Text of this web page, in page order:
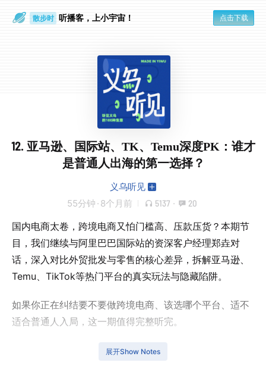
散步时 听播客，上小宇宙！ 点击下载
12. 亚马逊、国际站、TK、Temu深度PK：谁才
是普通人出海的第一选择？
义乌听见
55分钟 · 8个月前 5137 · 20
国内电商太卷，跨境电商又怕门槛高、压款压货？本期节
目，我们继续与阿里巴巴国际站的资深客户经理郑垚对
话，深入对比外贸批发与零售的核心差异，拆解亚马逊、
Temu、TikTok等热门平台的真实玩法与隐藏陷阱。
如果你正在纠结要不要做跨境电商、该选哪个平台、适不
适合普通人入局，这一期值得完整听完。
国内电商生态指路EP12: 抖音、小红书、1688、拼多多们
展开Show Notes